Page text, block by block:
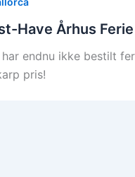
Have Århus
endnu ikke bestilt
pris!